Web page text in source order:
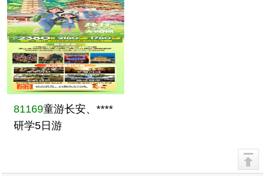
81169童游长安、****
研学5日游